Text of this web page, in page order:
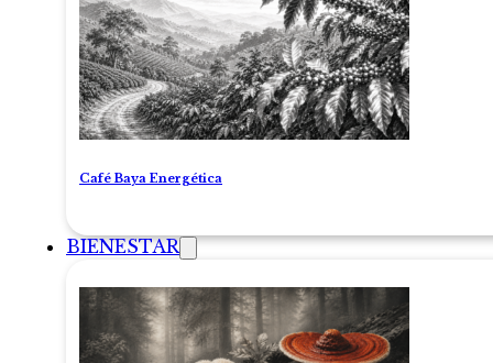
Café Baya Energética
BIENESTAR